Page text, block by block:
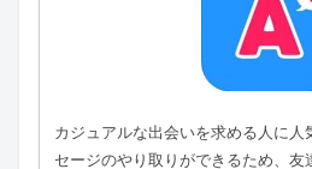
カジュアルな出会いを求める人に人
セージのやり取りができるため、友